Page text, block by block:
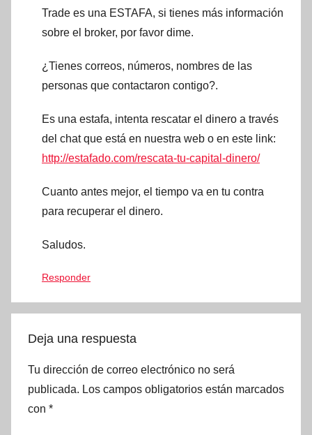
Trade es una ESTAFA, si tienes más información
sobre el broker, por favor dime.
¿Tienes correos, números, nombres de las
personas que contactaron contigo?.
Es una estafa, intenta rescatar el dinero a través
del chat que está en nuestra web o en este link:
http://estafado.com/rescata-tu-capital-dinero/
Cuanto antes mejor, el tiempo va en tu contra
para recuperar el dinero.
Saludos.
Responder
Deja una respuesta
Tu dirección de correo electrónico no será
publicada. Los campos obligatorios están marcados
con *